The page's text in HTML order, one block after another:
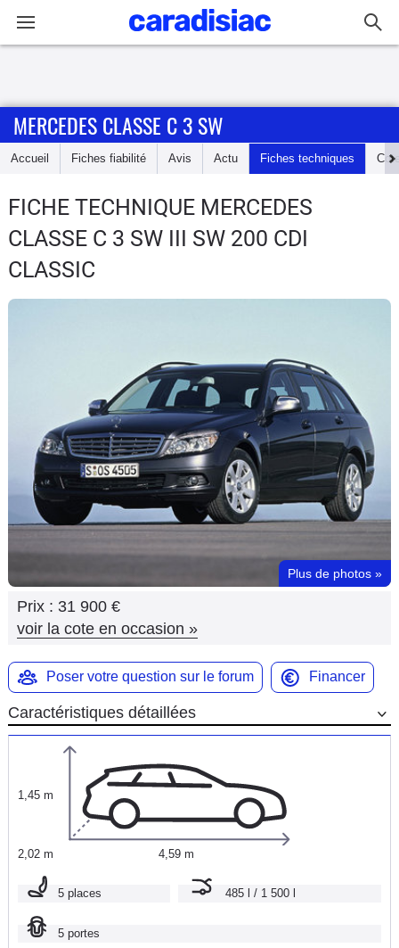
Accueil
Essais
Guide
d'achat
Auto
Services
Forum
Moto
Marques
MERCEDES CLASSE C 3 SW
Accueil Fiches fiabilité Avis Actu Fiches techniques
FICHE TECHNIQUE MERCEDES
CLASSE C 3 SW III SW 200 CDI
CLASSIC
Plus de photos »
Prix : 31 900 €
voir la cote en occasion »
Poser votre question sur le forum Financer
Caractéristiques détaillées
1,45 m
2,02 m 4,59 m
5 places 485 l / 1 500 l
5 portes